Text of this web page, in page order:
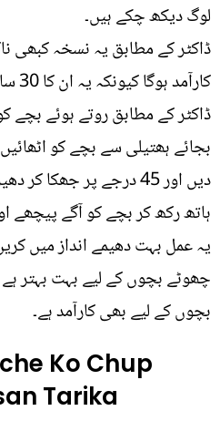
لوگ دیکھ چکے ہیں۔
ڈاکٹر کے مطابق یہ نسخہ کبھی
کارآمد ہوگا کیونکہ یہ ان کا 30 سالہ تجربہ ہے۔
ڈاکٹر کے مطابق روتے ہوئے بچے
بجائے ہھتیلی سے بچے کو
دیں اور 45 درجے پر
ہاتھ رکھ کر بچے کو آگے پیچھے
یہ عمل بہت دھیمے انداز میں
بچوں کے لیے بھی کارآمد ہے۔
Ko Chup
Tarika